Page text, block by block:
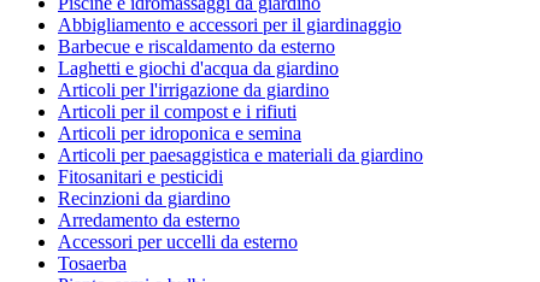
Abbigliamento e accessori per il giardinaggio
Barbecue e riscaldamento da esterno
Laghetti e giochi d'acqua da giardino
Articoli per l'irrigazione da giardino
Articoli per il compost e i rifiuti
Articoli per idroponica e semina
Articoli per paesaggistica e materiali da giardino
Fitosanitari e pesticidi
Recinzioni da giardino
Arredamento da esterno
Accessori per uccelli da esterno
Tosaerba